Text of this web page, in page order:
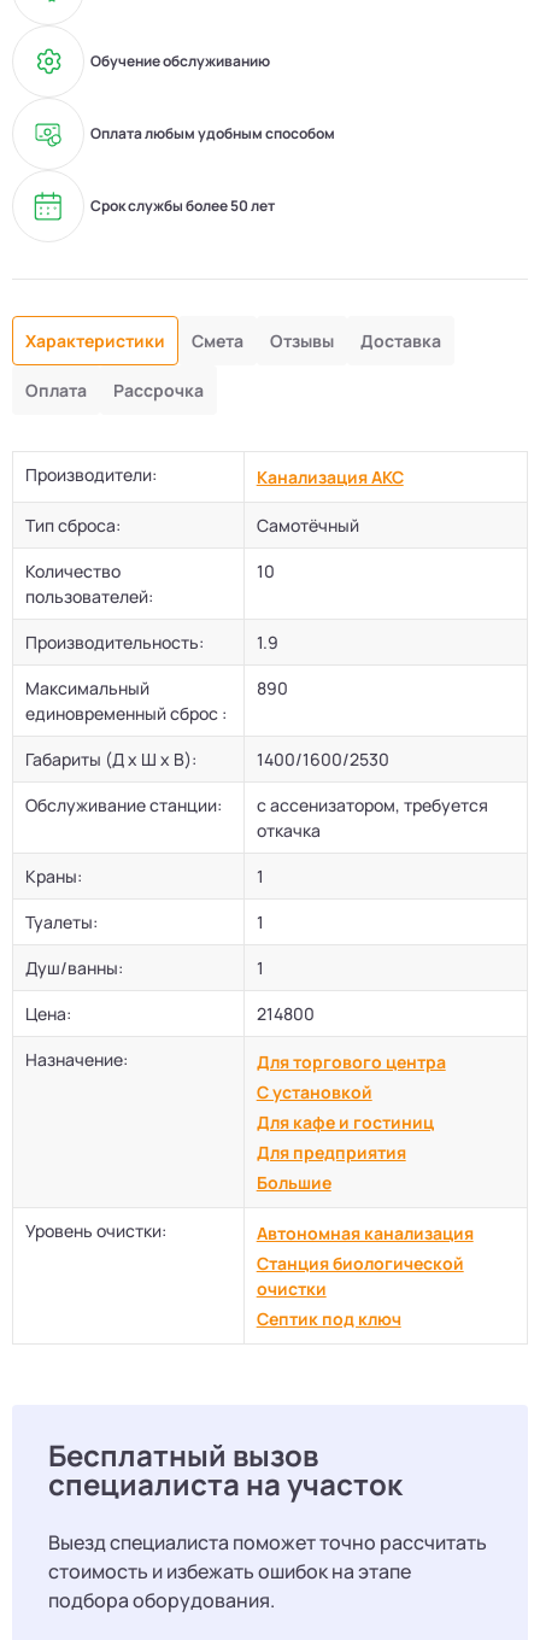
Обучение обслуживанию
Оплата любым удобным способом
Срок службы более 50 лет
Характеристики Смета Отзывы Доставка
Оплата Рассрочка
Производители: Канализация АКС
Тип сброса:
Самотёчный
Количество
пользователей:
10
Производительность:
1.9
Максимальный
единовременный сброс :
890
Габариты (Д х Ш х В):
1400/1600/2530
Обслуживание станции:
с ассенизатором, требуется
откачка
Краны:
1
Туалеты:
1
Душ/ванны:
1
Цена:
214800
Назначение:
Для торгового центра
С установкой
Для кафе и гостиниц
Для предприятия
Большие
Уровень очистки:
Автономная канализация
Станция биологической
очистки
Септик под ключ
Бесплатный вызов
специалиста на участок
Выезд специалиста поможет точно рассчитать
стоимость и избежать ошибок на этапе
подбора оборудования.